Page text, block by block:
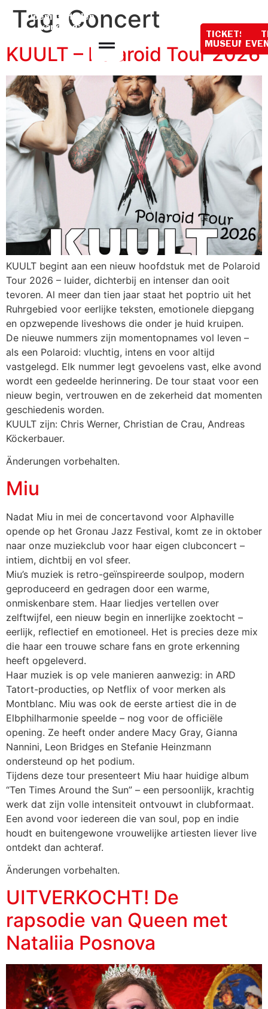
inhoudOpeningstijden
vandaag:
TICKETS
MUSEUM
Tag: Concert
KUULT – Polaroid Tour 2026
KUULT begint aan een nieuw hoofdstuk met de Polaroid
Tour 2026 – luider, dichterbij en intenser dan ooit
tevoren. Al meer dan tien jaar staat het poptrio uit het
Ruhrgebied voor eerlijke teksten, emotionele diepgang
en opzwepende liveshows die onder je huid kruipen.
De nieuwe nummers zijn momentopnames vol leven –
als een Polaroid: vluchtig, intens en voor altijd
vastgelegd. Elk nummer legt gevoelens vast, elke avond
wordt een gedeelde herinnering. De tour staat voor een
nieuw begin, vertrouwen en de zekerheid dat momenten
geschiedenis worden.
KUULT zijn: Chris Werner, Christian de Crau, Andreas
Köckerbauer.
Änderungen vorbehalten.
Miu
Nadat Miu in mei de concertavond voor Alphaville
opende op het Gronau Jazz Festival, komt ze in oktober
naar onze muziekclub voor haar eigen clubconcert –
intiem, dichtbij en vol sfeer.
Miu’s muziek is retro-geïnspireerde soulpop, modern
geproduceerd en gedragen door een warme,
onmiskenbare stem. Haar liedjes vertellen over
zelftwijfel, een nieuw begin en innerlijke zoektocht –
eerlijk, reflectief en emotioneel. Het is precies deze mix
die haar een trouwe schare fans en grote erkenning
heeft opgeleverd.
Haar muziek is op vele manieren aanwezig: in ARD
Tatort-producties, op Netflix of voor merken als
Montblanc. Miu was ook de eerste artiest die in de
Elbphilharmonie speelde – nog voor de officiële
opening. Ze heeft onder andere Macy Gray, Gianna
Nannini, Leon Bridges en Stefanie Heinzmann
ondersteund op het podium.
Tijdens deze tour presenteert Miu haar huidige album
“Ten Times Around the Sun” – een persoonlijk, krachtig
werk dat zijn volle intensiteit ontvouwt in clubformaat.
Een avond voor iedereen die van soul, pop en indie
houdt en buitengewone vrouwelijke artiesten liever live
ontdekt dan achteraf.
Änderungen vorbehalten.
UITVERKOCHT! De
rapsodie van Queen met
Nataliia Posnova